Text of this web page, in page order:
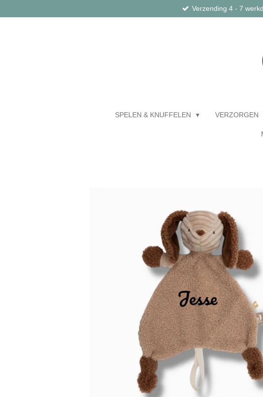
direct
Verzending 4 - 7
SPELEN & KNUFFELEN VERZORGEN